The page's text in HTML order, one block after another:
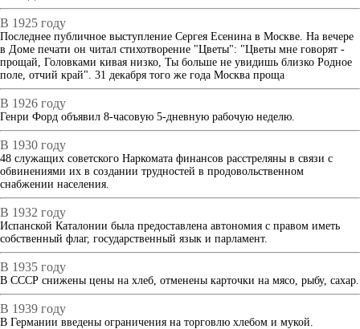
В 1925 году
Последнее публичное выступление Сергея Есенина в Москве. На вечере
в Доме печати он читал стихотворение "Цветы": "Цветы мне говорят -
прощай, Головками кивая низко, Ты больше не увидишь близко Родное
поле, отчий край". 31 декабря того же года Москва проща
В 1926 году
Генри Форд объявил 8-часовую 5-дневную рабочую неделю.
В 1930 году
48 служащих советского Наркомата финансов расстреляны в связи с
обвинениями их в создании трудностей в продовольственном
снабжении населения.
В 1932 году
Испанской Каталонии была предоставлена автономия с правом иметь
собственный флаг, государственный язык и парламент.
В 1935 году
В СССР снижены цены на хлеб, отменены карточки на мясо, рыбу, сахар.
В 1939 году
В Германии введены ограничения на торговлю хлебом и мукой.